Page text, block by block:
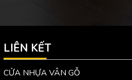
LIÊN KẾT
CỬA NHỰA VÂN GỖ